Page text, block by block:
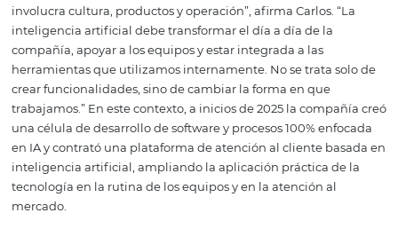
actuación en la planificación de 2026, en la ejecución
y en el seguimiento de los equipos. Por su parte,
los proyectos estratégicos de inteligencia artificial y la
planificación de 2027 y de los años siguientes, con foco
arquitectura tecnológica, la innovación y la visión de
“Estamos reescribiendo Omnibees con una base AI First.
involucra cultura, productos y operación”, afirma Carlos.
inteligencia artificial debe transformar el día a día de la